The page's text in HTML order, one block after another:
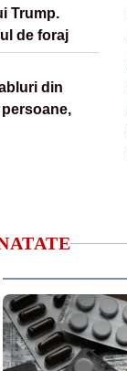
Trump.
de foraj
din